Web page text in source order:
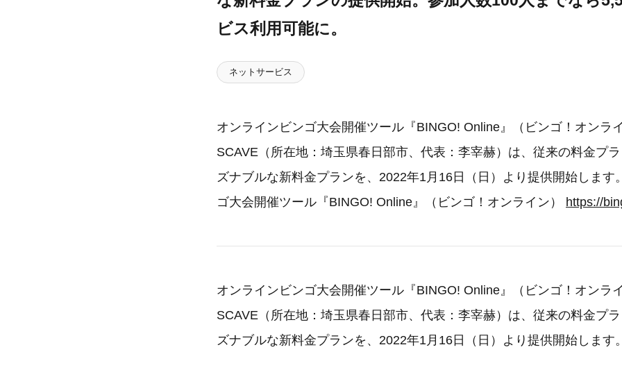
ビス利用可能に。
ネットサービス
オンラインビンゴ大会開催ツール『BINGO! Online』（ビンゴ！オンラ
SCAVE（所在地：埼玉県春日部市、代表：李宰赫）は、従来の料金プ
ズナブルな新料金プランを、2022年1月16日（日）より提供開始します
ゴ大会開催ツール『BINGO! Online』（ビンゴ！オンライン） https://
オンラインビンゴ大会開催ツール『BINGO! Online』（ビンゴ！オンラ
SCAVE（所在地：埼玉県春日部市、代表：李宰赫）は、従来の料金プ
ズナブルな新料金プランを、2022年1月16日（日）より提供開始します